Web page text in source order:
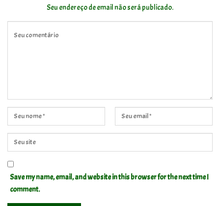
Seu endereço de email não será publicado.
Save my name, email, and website in this browser for the next time I
comment.